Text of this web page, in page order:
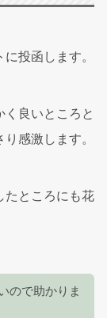
投函します。
良いところと
感激します。
たところにも花
ので助かりま